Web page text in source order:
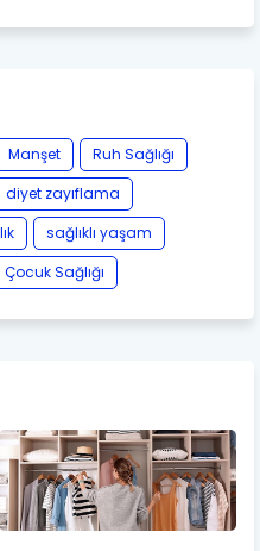
Manşet
Ruh Sağlığı
diyet zayıflama
sağlıklı yaşam
Çocuk Sağlığı